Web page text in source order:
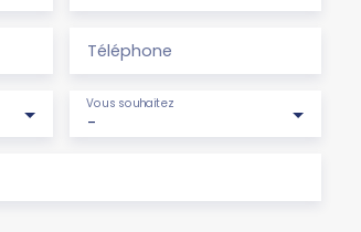
Téléphone
-
Vous souhaitez